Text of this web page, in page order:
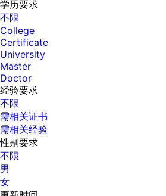
学历要求
不限
College
Certificate
University
Master
Doctor
经验要求
不限
需相关证书
需相关经验
性别要求
不限
男
女